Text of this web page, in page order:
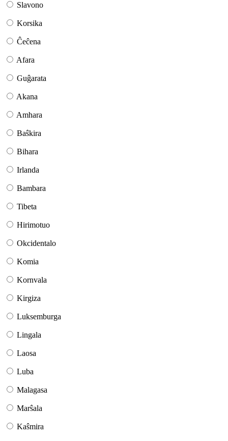
Slavono
Korsika
Ĉeĉena
Afara
Guĝarata
Akana
Amhara
Baŝkira
Bihara
Irlanda
Bambara
Tibeta
Hirimotuo
Okcidentalo
Komia
Kornvala
Kirgiza
Luksemburga
Lingala
Laosa
Luba
Malagasa
Marŝala
Kaŝmira